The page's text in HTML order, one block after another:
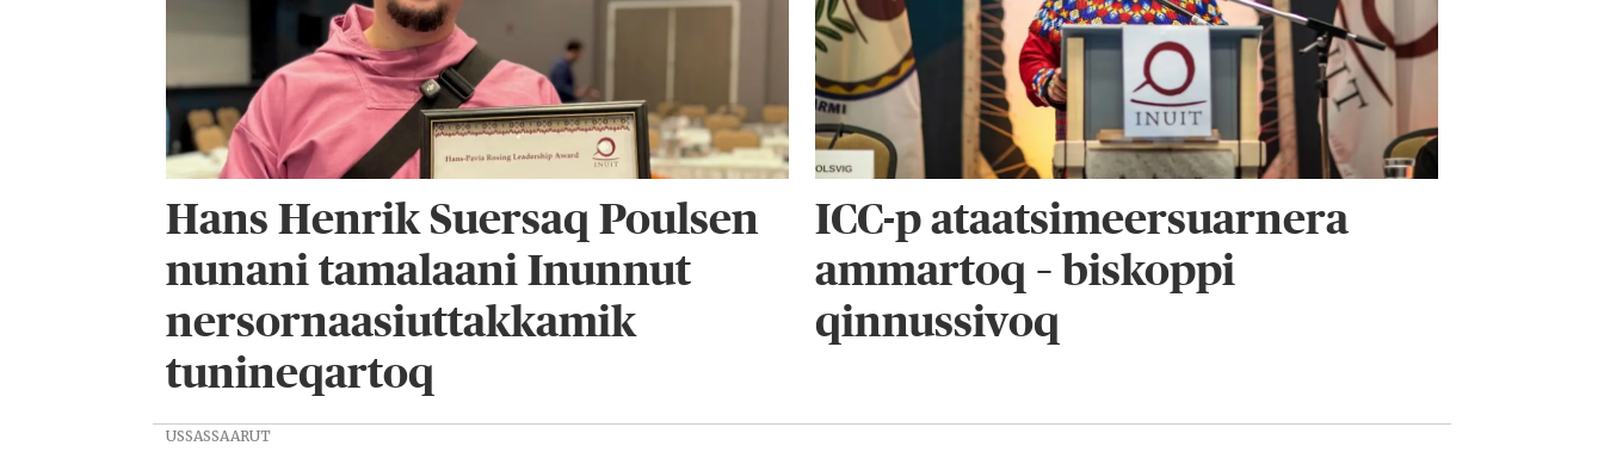
Hans Henrik Suersaq Poulsen
nunani tamalaani Inunnut
nersornaasiuttakkamik
tunineqartoq
ICC-p ataatsimeersuarnera
ammartoq – biskoppi
qinnussivoq
USSASSAARUT